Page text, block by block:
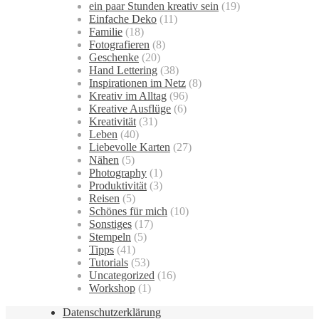
ein paar Stunden kreativ sein (19)
Einfache Deko (11)
Familie (18)
Fotografieren (8)
Geschenke (20)
Hand Lettering (38)
Inspirationen im Netz (8)
Kreativ im Alltag (96)
Kreative Ausflüge (6)
Kreativität (31)
Leben (40)
Liebevolle Karten (27)
Nähen (5)
Photography (1)
Produktivität (3)
Reisen (5)
Schönes für mich (10)
Sonstiges (17)
Stempeln (5)
Tipps (41)
Tutorials (53)
Uncategorized (16)
Workshop (1)
Datenschutzerklärung